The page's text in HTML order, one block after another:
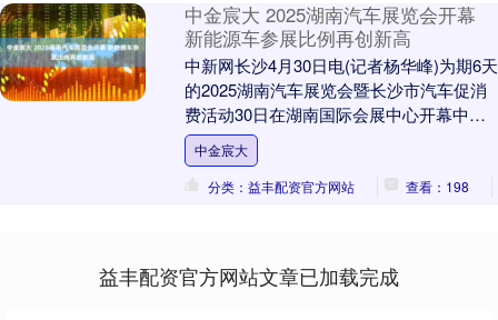
中金宸大 2025湖南汽车展览会开幕
新能源车参展比例再创新高
中新网长沙4月30日电(记者杨华峰)为期6天
的2025湖南汽车展览会暨长沙市汽车促消
费活动30日在湖南国际会展中心开幕中金
宸大。 2025湖南汽车展览会现场。中....
中金宸大
分类：益丰配资官方网站
查看：198
益丰配资官方网站文章已加载完成